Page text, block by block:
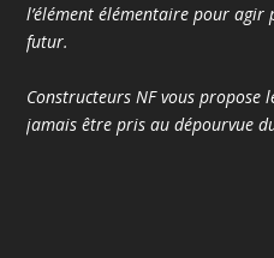
l’élément élémentaire pour
futur.
Constructeurs NF vous
jamais être pris au dépourvue